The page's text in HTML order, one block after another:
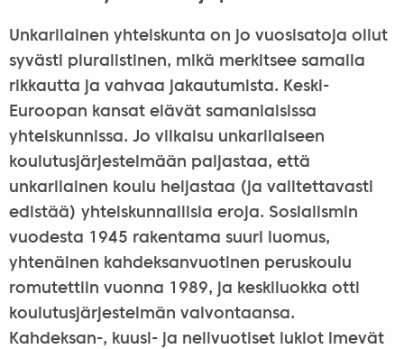
Unkarilainen yhteiskunta on jo vuosisatoja ollut
syvästi pluralistinen, mikä merkitsee samalla
rikkautta ja vahvaa jakautumista. Keski-
Euroopan kansat elävät samanlaisissa
yhteiskunnissa. Jo vilkaisu unkarilaiseen
koulutusjärjestelmään paljastaa, että
unkarilainen koulu heijastaa (ja valitettavasti
edistää) yhteiskunnallisia eroja. Sosialismin
vuodesta 1945 rakentama suuri luomus,
yhtenäinen kahdeksanvuotinen peruskoulu
romutettiin vuonna 1989, ja keskiluokka otti
koulutusjärjestelmän valvontaansa.
Kahdeksan-, kuusi- ja nelivuotiset lukiot imevät